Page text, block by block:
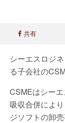
共有
シーエスロジ
る子会社の
CSMEはシーエ
吸収合併によ
ジソフトの卸